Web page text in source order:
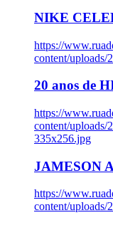
NIKE
https://
content/uploads/
20 anos de
https://
content/uploads/
335x256.jpg
JAMESON
https://
content/uploads/